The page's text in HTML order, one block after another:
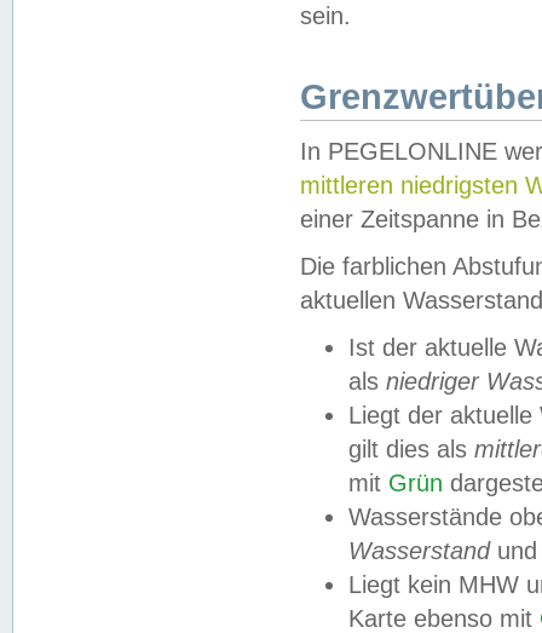
sein.
In PEGELONLINE
mittleren niedrigsten
einer Zeitspanne in
Die farblichen
aktuellen
Ist der aktuelle
als niedriger
Liegt der
gilt dies als
mit Grün
Wasserstände
Wasserstandund
Liegt kein MHW
Karte ebenso mit